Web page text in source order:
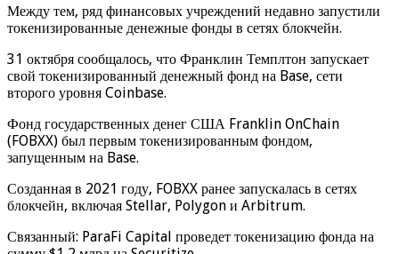
Между тем, ряд финансовых учреждений недавно запустили
токенизированные денежные фонды в сетях блокчейн.
31 октября сообщалось, что Франклин Темплтон запускает
свой токенизированный денежный фонд на Base, сети
второго уровня Coinbase.
Фонд государственных денег США Franklin OnChain
(FOBXX) был первым токенизированным фондом,
запущенным на Base.
Созданная в 2021 году, FOBXX ранее запускалась в сетях
блокчейн, включая Stellar, Polygon и Arbitrum.
Связанный: ParaFi Capital проведет токенизацию фонда на